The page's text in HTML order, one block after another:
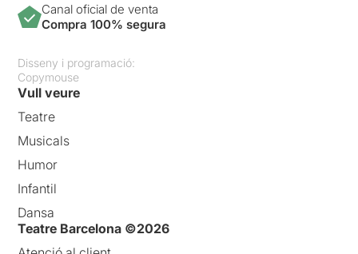
Canal oficial de venta
Compra 100% segura
Disseny i programació:
Copymouse
Vull veure
Teatre
Musicals
Humor
Infantil
Dansa
Teatre Barcelona ©2026